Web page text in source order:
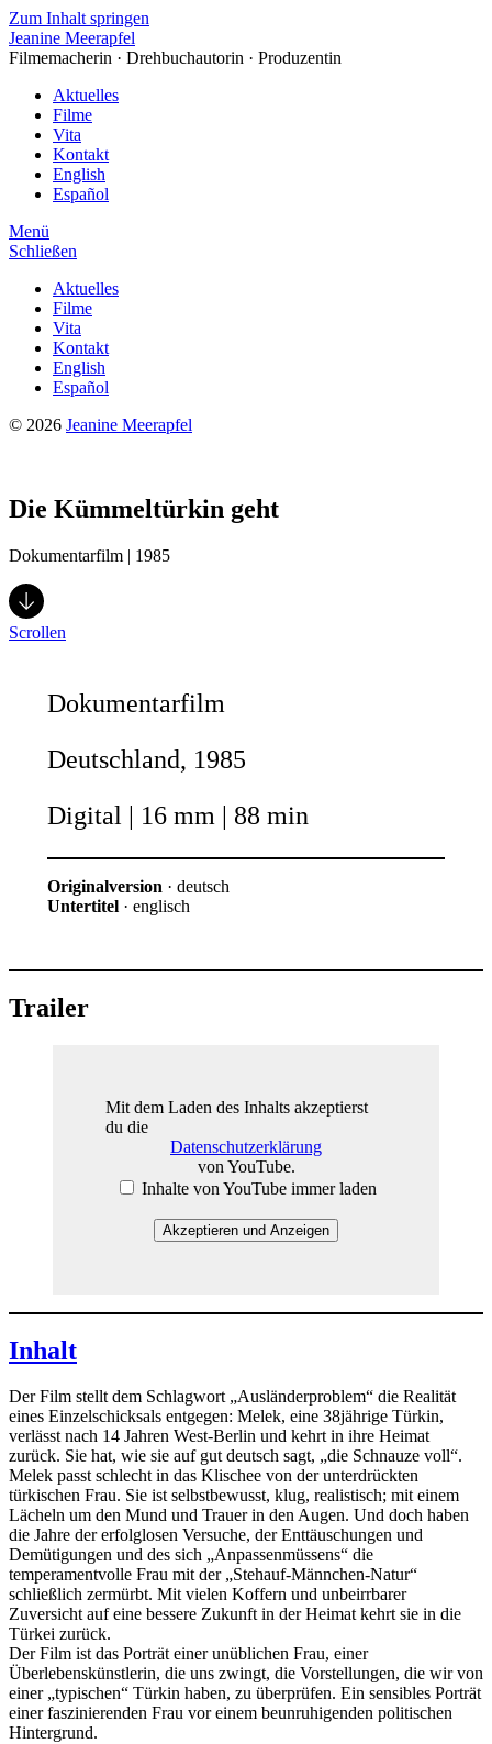
Zum Inhalt springen
Jeanine Meerapfel
Filmemacherin · Drehbuchautorin · Produzentin
Aktuelles
Filme
Vita
Kontakt
English
Español
Menü
Schließen
Aktuelles
Filme
Vita
Kontakt
English
Español
© 2026 Jeanine Meerapfel
Die Kümmeltürkin geht
Dokumentarfilm | 1985
Scrollen
Dokumentarfilm
Deutschland, 1985
Digital | 16 mm | 88 min
Originalversion · deutsch
Untertitel· englisch
Trailer
Mit dem Laden des Inhalts akzeptierst
du die
Datenschutzerklärung
von YouTube.
Inhalte von YouTube immer laden
Akzeptieren und Anzeigen
Inhalt
Der Film stellt dem Schlagwort „Ausländerproblem“ die Realität
eines Einzelschicksals entgegen: Melek, eine 38jährige Türkin,
verlässt nach 14 Jahren West-Berlin und kehrt in ihre Heimat
zurück. Sie hat, wie sie auf gut deutsch sagt, „die Schnauze voll“.
Melek passt schlecht in das Klischee von der unterdrückten
türkischen Frau. Sie ist selbstbewusst, klug, realistisch; mit einem
Lächeln um den Mund und Trauer in den Augen. Und doch haben
die Jahre der erfolglosen Versuche, der Enttäuschungen und
Demütigungen und des sich „Anpassenmüssens“ die
temperamentvolle Frau mit der „Stehauf-Männchen-Natur“
schließlich zermürbt. Mit vielen Koffern und unbeirrbarer
Zuversicht auf eine bessere Zukunft in der Heimat kehrt sie in die
Türkei zurück.
Der Film ist das Porträt einer unüblichen Frau, einer
Überlebenskünstlerin, die uns zwingt, die Vorstellungen, die wir von
einer „typischen“ Türkin haben, zu überprüfen. Ein sensibles Porträt
einer faszinierenden Frau vor einem beunruhigenden politischen
Hintergrund.